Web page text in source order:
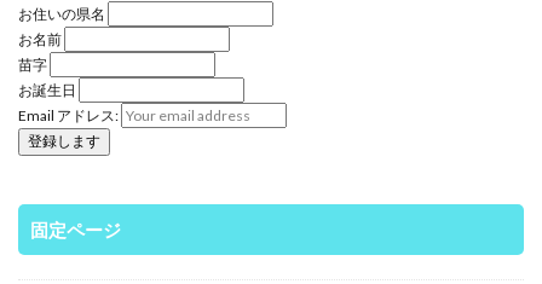
お住いの県名
お名前
苗字
お誕生日
Email アドレス:
固定ページ